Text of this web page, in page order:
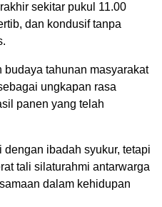
sekitar pukul 11.00
dan kondusif tanpa
tahunan masyarakat
ungkapan rasa
panen yang telah
ibadah syukur, tetapi
tali silaturahmi antarwarga
dalam kehidupan